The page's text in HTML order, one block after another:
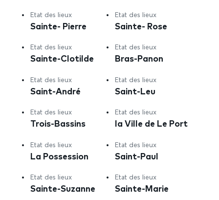
Etat des lieux
Sainte- Pierre
Etat des lieux
Sainte- Rose
Etat des lieux
Sainte-Clotilde
Etat des lieux
Bras-Panon
Etat des lieux
Saint-André
Etat des lieux
Saint-Leu
Etat des lieux
Trois-Bassins
Etat des lieux
la Ville de Le Port
Etat des lieux
La Possession
Etat des lieux
Saint-Paul
Etat des lieux
Sainte-Suzanne
Etat des lieux
Sainte-Marie